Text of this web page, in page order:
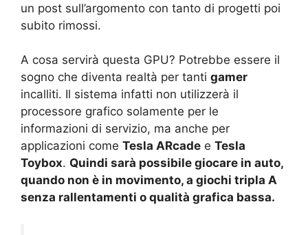
un post sull’argomento con tanto di progetti poi
subito rimossi.
A cosa servirà questa GPU? Potrebbe essere il
sogno che diventa realtà per tanti gamer
incalliti. Il sistema infatti non utilizzerà il
processore grafico solamente per le
informazioni di servizio, ma anche per
applicazioni come Tesla ARcade e Tesla
Toybox. Quindi sarà possibile giocare in auto,
quando non è in movimento, a giochi tripla A
senza rallentamenti o qualità grafica bassa.